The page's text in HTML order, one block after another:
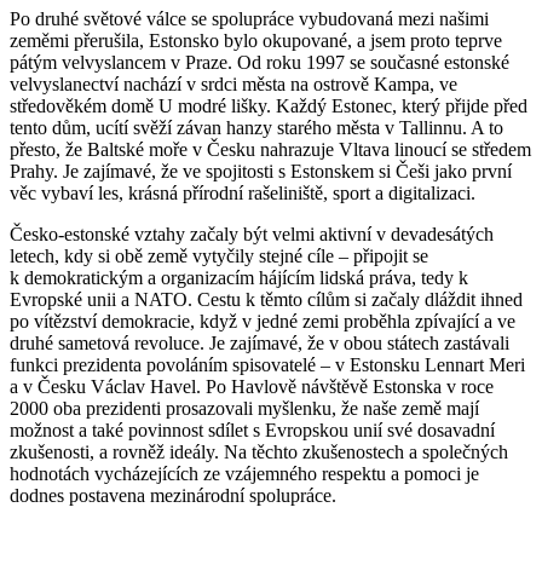
Po druhé světové válce se spolupráce vybudovaná mezi našimi
zeměmi přerušila, Estonsko bylo okupované, a jsem proto teprve
pátým velvyslancem v Praze. Od roku 1997 se současné estonské
velvyslanectví nachází v srdci města na ostrově Kampa, ve
středověkém domě U modré lišky. Každý Estonec, který přijde před
tento dům, ucítí svěží závan hanzy starého města v Tallinnu. A to
přesto, že Baltské moře v Česku nahrazuje Vltava linoucí se středem
Prahy. Je zajímavé, že ve spojitosti s Estonskem si Češi jako první
věc vybaví les, krásná přírodní rašeliniště, sport a digitalizaci.
Česko-estonské vztahy začaly být velmi aktivní v devadesátých
letech, kdy si obě země vytyčily stejné cíle – připojit se
k demokratickým a organizacím hájícím lidská práva, tedy k
Evropské unii a NATO. Cestu k těmto cílům si začaly dláždit ihned
po vítězství demokracie, když v jedné zemi proběhla zpívající a ve
druhé sametová revoluce. Je zajímavé, že v obou státech zastávali
funkci prezidenta povoláním spisovatelé – v Estonsku Lennart Meri
a v Česku Václav Havel. Po Havlově návštěvě Estonska v roce
2000 oba prezidenti prosazovali myšlenku, že naše země mají
možnost a také povinnost sdílet s Evropskou unií své dosavadní
zkušenosti, a rovněž ideály. Na těchto zkušenostech a společných
hodnotách vycházejících ze vzájemného respektu a pomoci je
dodnes postavena mezinárodní spolupráce.